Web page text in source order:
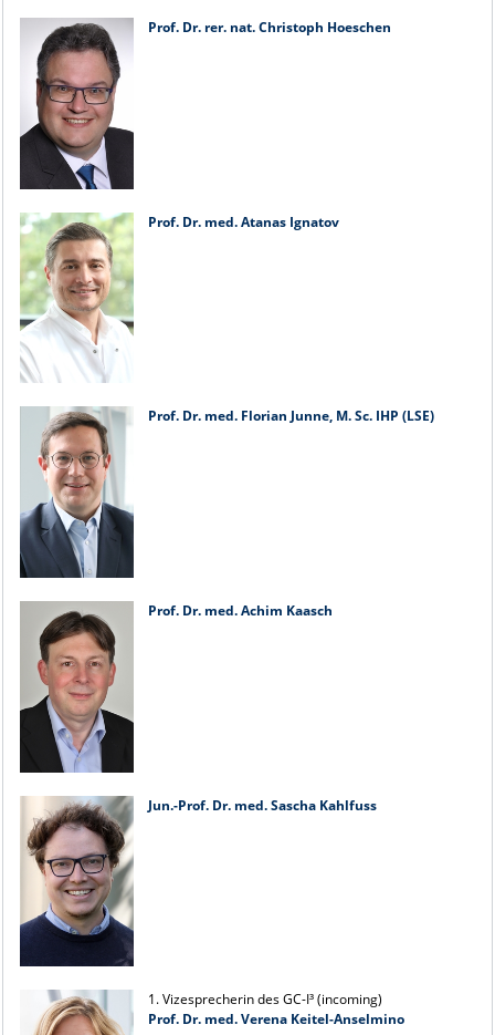
Prof. Dr. rer. nat. Christoph Hoeschen
Prof. Dr. med. Atanas Ignatov
Prof. Dr. med. Florian Junne, M. Sc. IHP (LSE)
Prof. Dr. med. Achim Kaasch
Jun.-Prof. Dr. med. Sascha Kahlfuss
1. Vizesprecherin des GC-I³ (incoming)
Prof. Dr. med. Verena Keitel-Anselmino